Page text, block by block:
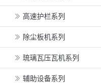
高速护栏系列
除尘板机系列
琉璃瓦压瓦机系列
辅助设备系列